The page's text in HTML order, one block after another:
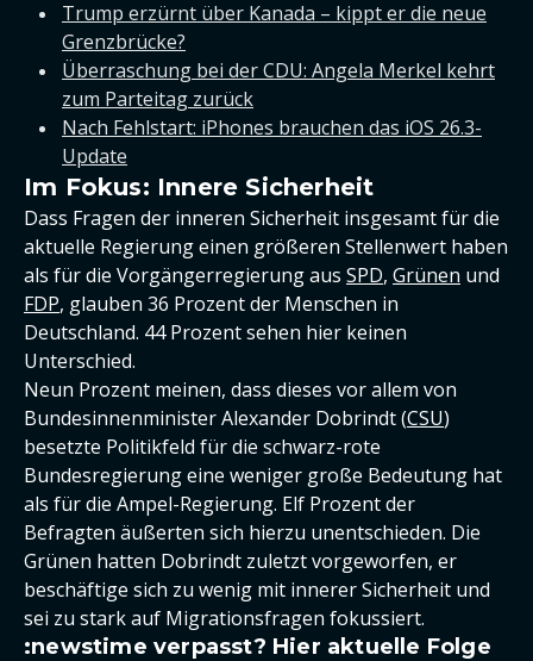
Trump erzürnt über Kanada – kippt er die neue
Grenzbrücke?
Überraschung bei der CDU: Angela Merkel kehrt
zum Parteitag zurück
Nach Fehlstart: iPhones brauchen das iOS 26.3-
Update
Im Fokus: Innere Sicherheit
Dass Fragen der inneren Sicherheit insgesamt für die
aktuelle Regierung einen größeren Stellenwert haben
als für die Vorgängerregierung aus SPD, Grünen und
FDP, glauben 36 Prozent der Menschen in
Deutschland. 44 Prozent sehen hier keinen
Unterschied.
Neun Prozent meinen, dass dieses vor allem von
Bundesinnenminister Alexander Dobrindt (CSU)
besetzte Politikfeld für die schwarz-rote
Bundesregierung eine weniger große Bedeutung hat
als für die Ampel-Regierung. Elf Prozent der
Befragten äußerten sich hierzu unentschieden. Die
Grünen hatten Dobrindt zuletzt vorgeworfen, er
beschäftige sich zu wenig mit innerer Sicherheit und
sei zu stark auf Migrationsfragen fokussiert.
:newstime verpasst? Hier aktuelle Folge